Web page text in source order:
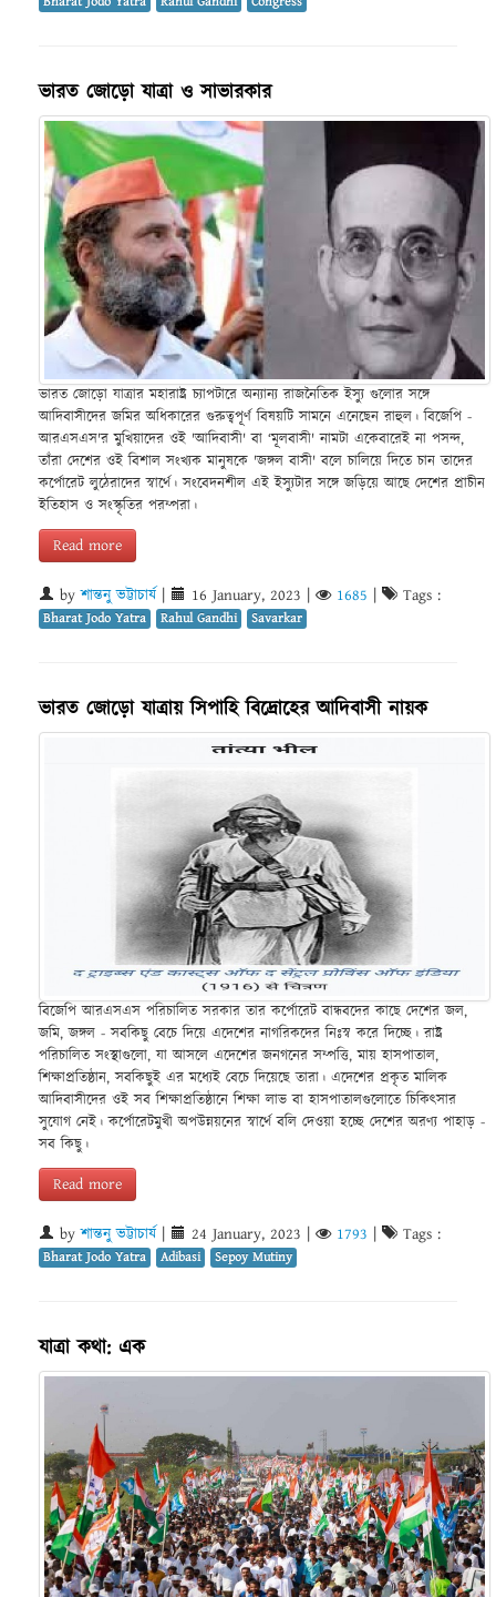
ভারত জোড়ো যাত্রা ও সাভারকার
ভারত জোড়ো যাত্রার মহারাষ্ট্র চ্যাপটারে অন্যান্য রাজনৈতিক ইস্যু গুলোর সঙ্গে
আদিবাসীদের জমির অধিকারের গুরুত্বপূর্ণ বিষয়টি সামনে এনেছেন রাহুল। বিজেপি -
আরএসএস'র মুখিয়াদের ওই 'আদিবাসী' বা ‘মূলবাসী' নামটা একেবারেই না পসন্দ,
তাঁরা দেশের ওই বিশাল সংখ্যক মানুষকে 'জঙ্গল বাসী' বলে চালিয়ে দিতে চান তাদের
কর্পোরেট লুঠেরাদের স্বার্থে। সংবেদনশীল এই ইস্যুটার সঙ্গে জড়িয়ে আছে দেশের প্রাচীন
ইতিহাস ও সংস্কৃতির পরম্পরা।
Read more
byশান্তনু ভট্টাচার্য 16 January, 2023 1685 Tags :
Bharat Jodo Yatra Rahul Gandhi Savarkar
ভারত জোড়ো যাত্রায় সিপাহি বিদ্রোহের আদিবাসী নায়ক
বিজেপি আরএসএস পরিচালিত সরকার তার কর্পোরেট বান্ধবদের কাছে দেশের জল,
জমি, জঙ্গল - সবকিছু বেচে দিয়ে এদেশের নাগরিকদের নিঃস্ব করে দিচ্ছে। রাষ্ট্র
পরিচালিত সংস্থাগুলো, যা আসলে এদেশের জনগনের সম্পত্তি, মায় হাসপাতাল,
শিক্ষাপ্রতিষ্ঠান, সবকিছুই এর মধ্যেই বেচে দিয়েছে তারা। এদেশের প্রকৃত মালিক
আদিবাসীদের ওই সব শিক্ষাপ্রতিষ্ঠানে শিক্ষা লাভ বা হাসপাতালগুলোতে চিকিৎসার
সুযোগ নেই। কর্পোরেটমুখী অপউন্নয়নের স্বার্থে বলি দেওয়া হচ্ছে দেশের অরণ্য পাহাড় -
সব কিছু।
Read more
byশান্তনু ভট্টাচার্য | 24 January, 2023 | 1793 | Tags :
Bharat Jodo Yatra Adibasi Sepoy Mutiny
যাত্রা কথা: এক